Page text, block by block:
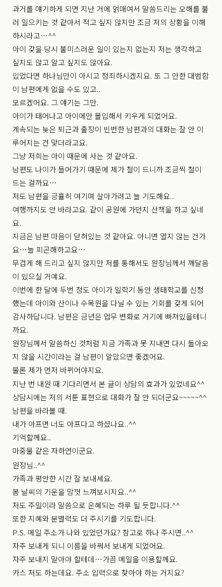
과거를 얘기하게 되면 지난 거에 얽매여서 말씀드리는 오해를 불
러 일으키는 것 같아서 적고 싶지 않지만 조금 저의 상황을 이해
하시라고…^^
아이 갖을 당시 불미스러운 일이 있는지 없는지 저는 생각하고
싶지도 않고 알고 싶지도 않아요.
있었다면 하나님만이 아시고 정죄하시겠지요. 또 그 만한 대범함
이 남편에게 없을 수도 있고..
모르겠어요. 그 얘기는 그만.
아이가 태어나고 아이에만 몰입해서 키우게 되었어요.
계속되는 늦은 퇴근과 출장이 빈번한 남편과의 대화는 잘 안 이
루어지는 건 맞더라고요.
그냥 저희는 아이 때문에 사는 것 같아요.
남편도 나이가 들어가기 때문에 제가 철이 드니까 조금씩 철이
드는 걸까요…
저도 남편을 긍휼히 여기며 살아가려고 늘 기도해요..
여행까지도 안 바라고요. 같이 공원에 가던지 산책을 하고 싶네
요.
지금은 남편 마음이 닫혀있는 것 같아요. 아니면 열지 않는 건가
요…늘 피곤해하고요…
무겁게 해 드리고 싶지 않지만 저를 통해서도 원장님께서 깨달음
이 있으실 거예요.
이번에 한 달에 두번 정도 아이가 일학기 동안 생태학교를 신청
했는데 아이와 산이나 수목원을 다닐 수 있는 기회를 갖게 되어
감사하답니다. 남편은 금년은 업무 변화로 거기에 빠져있을테니
까요.
원장님께서 말씀하신 것처럼 지금 가족과 못 지내면 다시 돌아오
지 않을 시간이라는 걸 남편이 알았으면 좋겠어요.
물론 제가 먼저 바뀌어야지요.
지난 번 내원 때 기다리면서 본 글이 상담의 효과가 있었네요^^
상담시에는 저의 서툰 표현으로 대화가 잘 안 되더군요~~~~~^^
남편을 바라볼 때.
내가 아프면 너도 아프다고 하셨나요..^^
기억할께요..
마중물 같은 자하연이군요.
원장님..^^
가족과 평안한 시간 잘 보내세요.
봄 날씨의 기운을 맘껏 느껴보시지요..^^
저도 주일이라 말씀으로 은혜되는 하루 될 듯합니다.^^
또한 지혜와 분별력도 더 주시기를 기도합니다.
P.S. 메일 주소가 나와 있었던가요? 참고로 하나 주시면..^^
자주 보내게 되니 이름을 바꿔서 보내게 되었어요.
자주 보내지 말아야 할테데…가끔 메일을 이용할께요.
카스 저도 하는데요. 주소 입력으로 찾아야 하는 거지요?